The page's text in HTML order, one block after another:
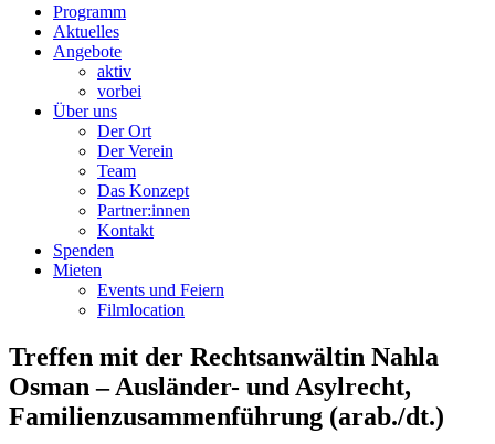
Programm
Aktuelles
Angebote
aktiv
vorbei
Über uns
Der Ort
Der Verein
Team
Das Konzept
Partner:innen
Kontakt
Spenden
Mieten
Events und Feiern
Filmlocation
Treffen mit der Rechtsanwältin Nahla
Osman – Ausländer- und Asylrecht,
Familienzusammenführung (arab./dt.)